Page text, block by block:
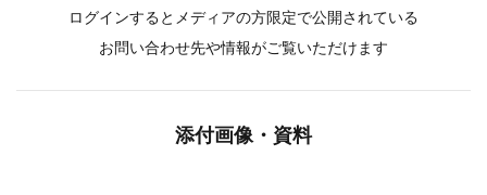
ログインするとメディアの方限定で公開されている
お問い合わせ先や情報がご覧いただけます
添付画像・資料